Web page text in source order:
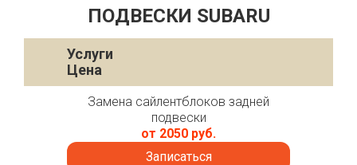
ПОДВЕСКИ SUBARU
Услуги
Цена
Замена сайлентблоков задней
подвески
от 2050 руб.
Записаться